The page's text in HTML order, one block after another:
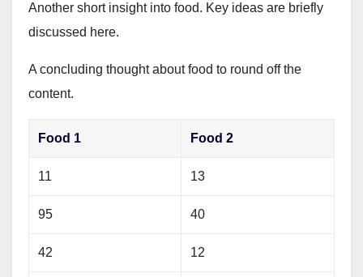
Another short insight into food. Key ideas are briefly
discussed here.
A concluding thought about food to round off the
content.
Food 1 Food 2
11 13
95 40
42 12